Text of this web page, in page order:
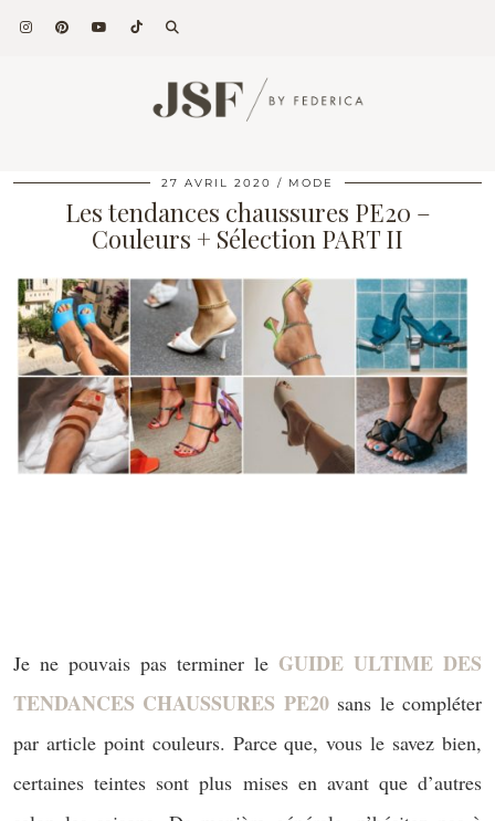
27 AVRIL 2020 MODE
Les tendances chaussures PE20 –
Couleurs + Sélection PART II
Je ne pouvais pas terminer le GUIDE ULTIME DES
TENDANCES CHAUSSURES PE20sans le compléter
par article point couleurs. Parce que, vous le savez bien,
certaines teintes sont plus mises en avant que d’autres